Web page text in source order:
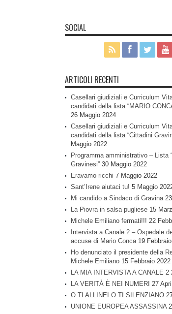
SOCIAL
ARTICOLI RECENTI
Casellari giudiziali e Curriculum
candidati della lista “MARIO
26 Maggio 2024
Casellari giudiziali e Curriculum
candidati della lista “Cittadini
Maggio 2022
Programma amministrativo – Lista
Gravinesi” 30 Maggio 2022
Eravamo ricchi 7 Maggio 2022
Sant’Irene aiutaci tu! 5 Maggio
Mi candido a Sindaco di Gravina
La Piovra in salsa pugliese 15
Michele Emiliano fermati!!! 22
Intervista a Canale 2 – Ospedale
accuse di Mario Conca 19
Ho denunciato il presidente della
Michele Emiliano 15 Febbraio 2022
LA MIA INTERVISTA A CANALE 2
LA VERITÀ È NEI NUMERI 27
O TI ALLINEI O TI SILENZIANO
UNIONE EUROPEA ASSASSINA